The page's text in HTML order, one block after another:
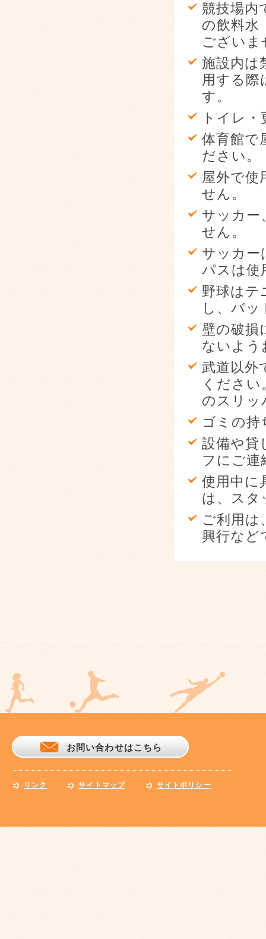
競技場内
の飲料水
ございま
施設内は
用する際
す。
トイレ
体育館で
ださい。
屋外で使
せん。
サッカー
せん。
サッカー
パスは使
野球はテ
し、バ
壁の破損
ないよう
武道以外
くださ
のスリッ
ゴミの
設備や貸
フにご連
使用中に
は、スタ
ご利用は
興行など
お問い合わせはこちら
リンク サイトマップ サイトポリシー